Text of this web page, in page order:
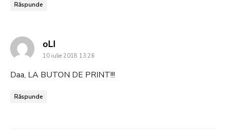
Răspunde
oLI
10 iulie 2018 13:26
Daa, LA BUTON DE PRINT!!!
Răspunde